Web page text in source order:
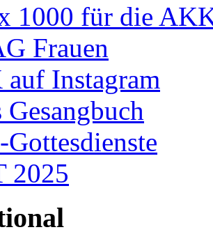
1000 für die
Frauen
Instagram
Gesangbuch
2025